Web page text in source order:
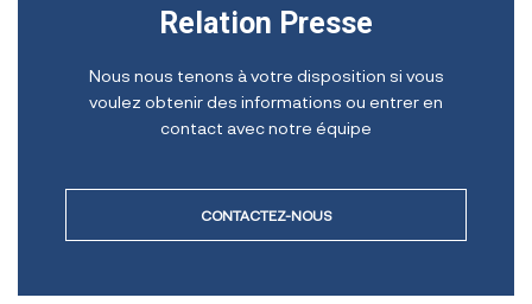
Relation Presse
Nous nous tenons à votre disposition si vous
voulez obtenir des informations ou entrer en
contact avec notre équipe
CONTACTEZ-NOUS